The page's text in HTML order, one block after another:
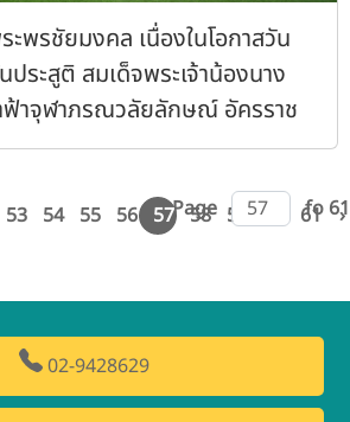
ะพรชัยมงคล เนื่องในโอกาสวัน
ประสูติ สมเด็จพระเจ้าน้องนาง
าฟ้าจุฬาภรณวลัยลักษณ์ อัครราช
รมพระศรีสวางควัฒน วรขัตติย
53 54 55 56 57 58 59 60 61 ›
Page fo 61
02-9428629